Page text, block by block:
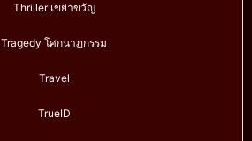
Thriller เขย่าขวัญ
Tragedy โศกนาฏกรรม
Travel
TrueID